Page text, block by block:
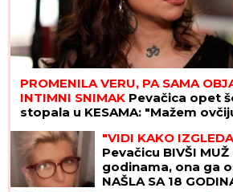
PROMENILA VERU, PA SAMA
INTIMNI SNIMAK Pevačica opet
stopala u KESAMA: "Mažem
"VIDI KAKO
Pevačicu BIVŠI MUŽ
godinama, ona ga
NAŠLA SA 18